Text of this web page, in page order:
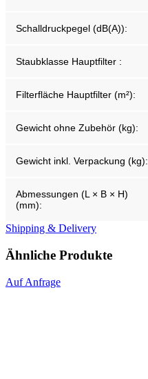
Schalldruckpegel (dB(A)):
Staubklasse Hauptfilter :
Filterfläche Hauptfilter (m²):
Gewicht ohne Zubehör (kg):
Gewicht inkl. Verpackung (kg):
Abmessungen (L × B × H)
(mm):
Shipping & Delivery
Ähnliche Produkte
Auf Anfrage